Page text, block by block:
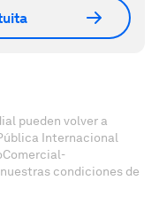
pueden volver a
Internacional
condiciones de